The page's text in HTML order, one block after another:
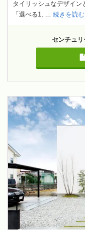
タイリッシュなデザイン
「選べる1, ... 続きを読む
センチュ